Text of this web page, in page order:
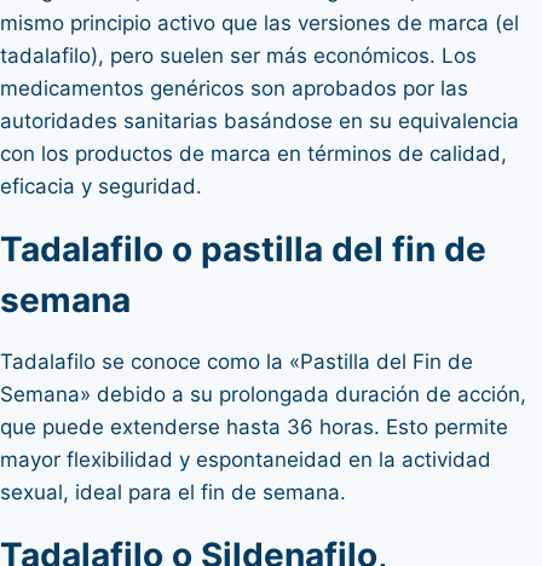
mismo principio activo que las versiones de marca (el
tadalafilo), pero suelen ser más económicos. Los
medicamentos genéricos son aprobados por las
autoridades sanitarias basándose en su equivalencia
con los productos de marca en términos de calidad,
eficacia y seguridad.
Tadalafilo o pastilla del fin de
semana
Tadalafilo se conoce como la «Pastilla del Fin de
Semana» debido a su prolongada duración de acción,
que puede extenderse hasta 36 horas. Esto permite
mayor flexibilidad y espontaneidad en la actividad
sexual, ideal para el fin de semana.
Tadalafilo o Sildenafilo,